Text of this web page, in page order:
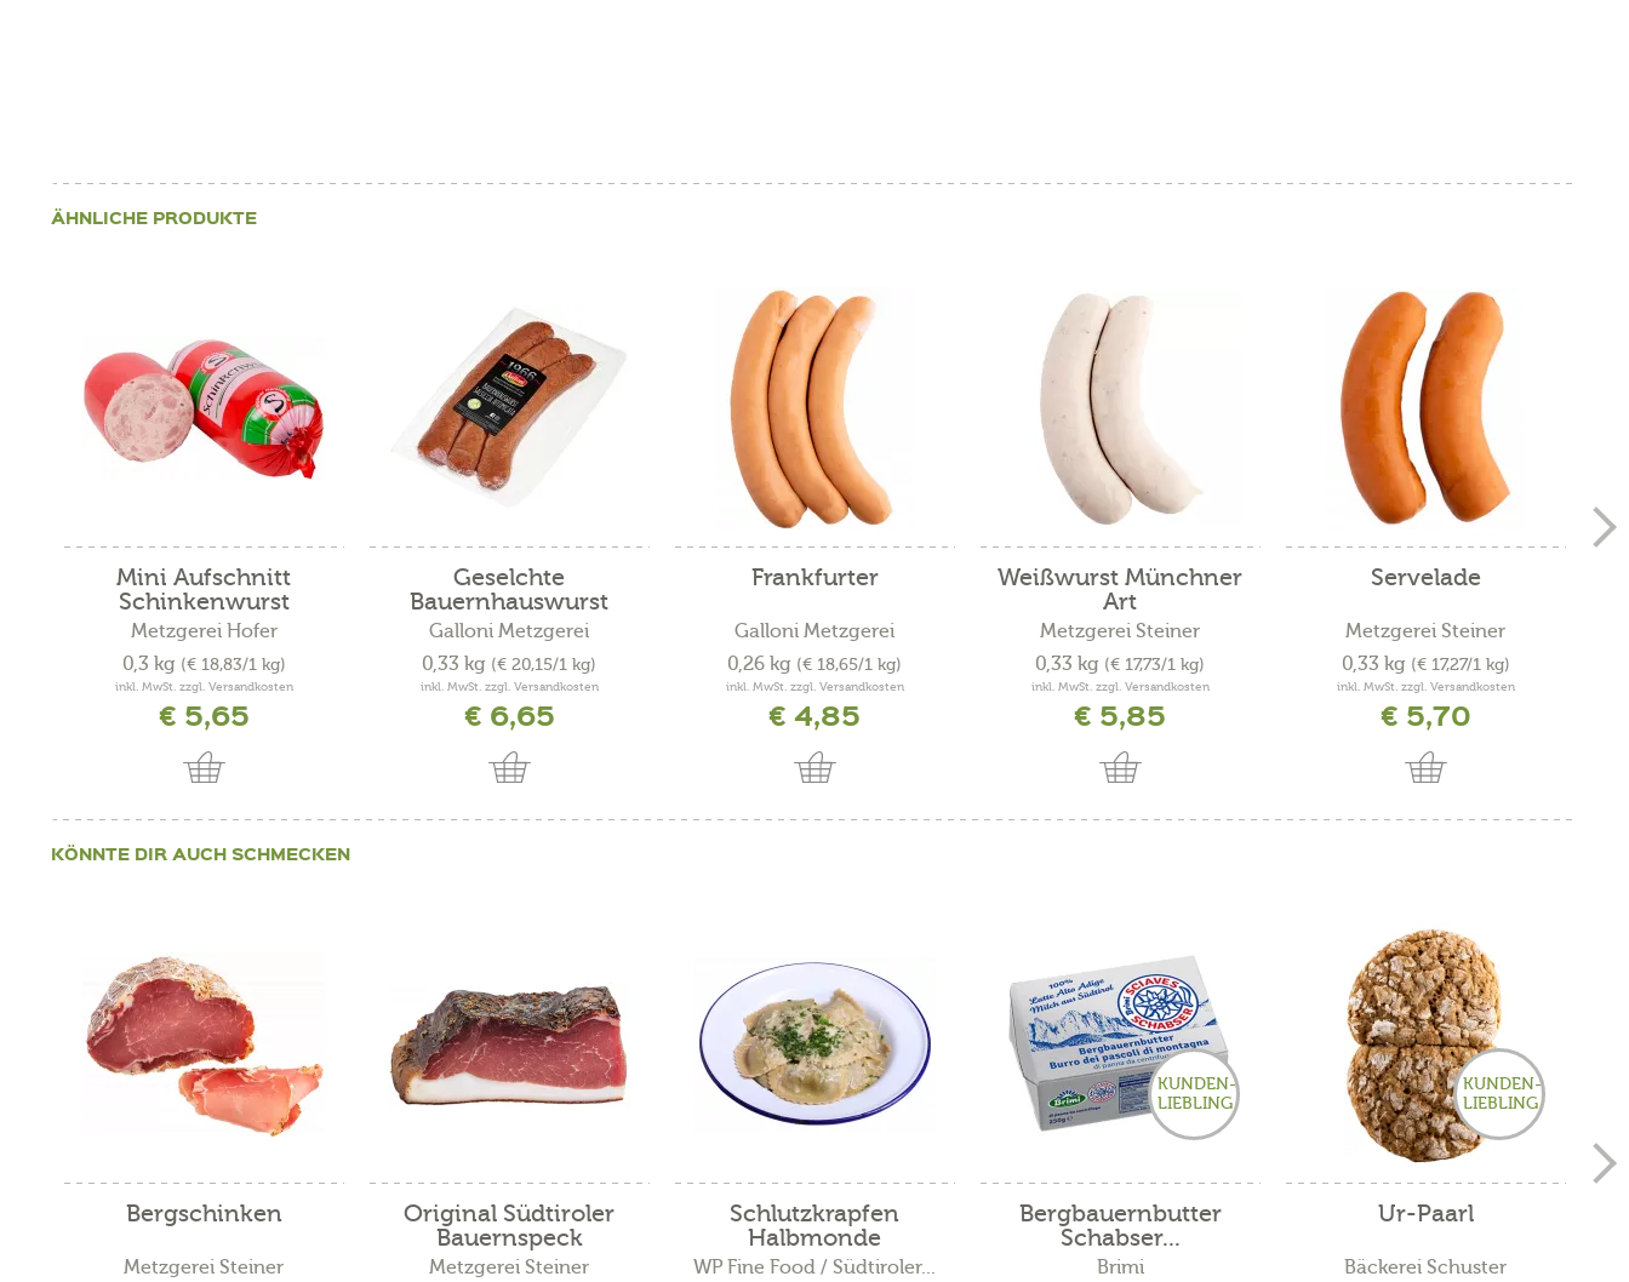
ÄHNLICHE PRODUKTE
Mini Aufschnitt
Schinkenwurst
Metzgerei Hofer
0,3 kg (€ 18,83/1 kg)
inkl. MwSt. zzgl. Versandkosten
€ 5,65
Geselchte
Bauernhauswurst
Galloni Metzgerei
0,33 kg (€ 20,15/1 kg)
inkl. MwSt. zzgl. Versandkosten
€ 6,65
Frankfurter
Galloni Metzgerei
0,26 kg (€ 18,65/1 kg)
inkl. MwSt. zzgl. Versandkosten
€ 4,85
Weißwurst Münchner
Art
Metzgerei Steiner
0,33 kg (€ 17,73/1 kg)
inkl. MwSt. zzgl. Versandkosten
€ 5,85
Servelade
Metzgerei Steiner
0,33 kg (€ 17,27/1 kg)
inkl. MwSt. zzgl. Versandkosten
€ 5,70
KÖNNTE DIR AUCH SCHMECKEN
Bergschinken
Metzgerei Steiner
Original Südtiroler
Bauernspeck
Metzgerei Steiner
Schlutzkrapfen
Halbmonde
WP Fine Food / Südtiroler...
KUNDEN-
LIEBLING
Bergbauernbutter
Schabser...
Brimi
KUNDEN-
LIEBLING
Ur-Paarl
Bäckerei Schuster